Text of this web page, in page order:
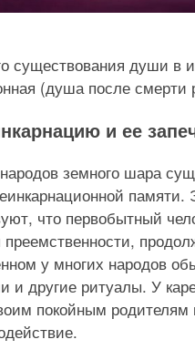
существования души в
(душа после смерти
и ее
земного шара
что первобытный
у многих народов
и другие ритуалы. У
покойным родителям